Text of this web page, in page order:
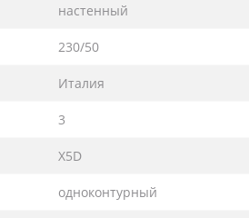
настенный
230/50
Италия
3
X5D
одноконтурный